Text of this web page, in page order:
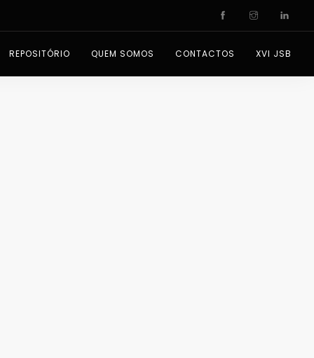
REPOSITÓRIO QUEM SOMOS CONTACTOS XVI JSB